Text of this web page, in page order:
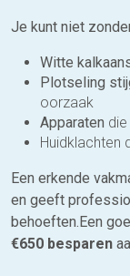
Je kunt niet
Witte
Plotseling
oorzaak
Apparaten
Huidklachten
Een erkende
en geeft
behoeften.Een
€650 besparen